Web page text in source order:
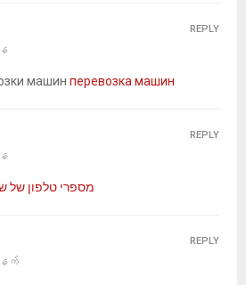
машин перевозка машин
REPLY
מספרי טלפון של
REPLY
နက်
REPLY